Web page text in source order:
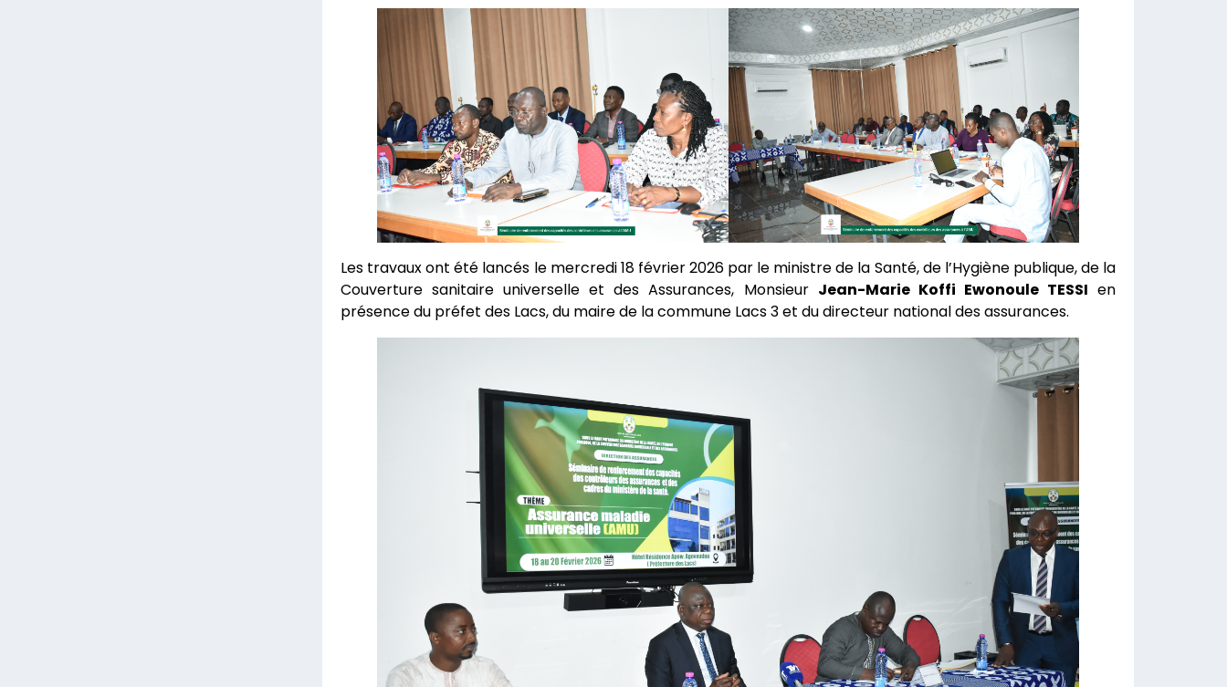
Les travaux ont été lancés le mercredi 18 février 2026 par le ministre de la Santé, de l’Hygiène publique, de la
Couverture sanitaire universelle et des Assurances, Monsieur Jean-Marie Koffi Ewonoule TESSI en
présence du préfet des Lacs, du maire de la commune Lacs 3 et du directeur national des assurances.